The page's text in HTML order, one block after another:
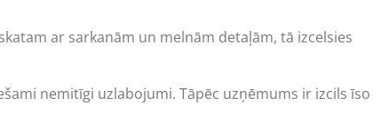
ar sarkanām un melnām detaļām, tā izcelsies
nemitīgi uzlabojumi. Tāpēc uzņēmums ir izcils īso